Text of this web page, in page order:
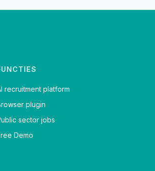
recruitment platform
plugin
sector jobs
Demo